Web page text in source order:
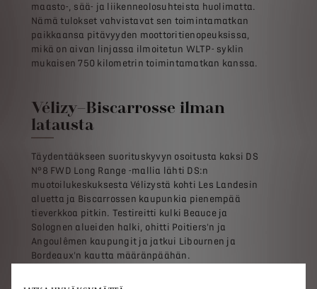
maasto-, sää- ja liikenneolosuhteista huolimatta.
Nämä tulokset vahvistavat sen toimintamatkan
paikkaansa pitävyyden moottoritienopeuksissa,
mikä on aivan linjassa ilmoitetun WLTP- syklin
mukaisen 750 kilometrin toimintamatkan kanssa.
Vélizy–Biscarrosse ilman
latausta
Täydentääkseen suorituskyvyn osoitusta kaksi DS
N°8 FWD Long Range -mallia lähti DS:n
muotoilukeskuksesta Vélizystä kohti Les Landesin
aluetta ja Biscarrossen kaupunkia pienempää
tieverkkoa pitkin. Testireitti kulki Beauce ja
Solognen alueiden halki, ohitti Poitiers'n ja
Angoulêmen kaupungit ja jatkui Libournen ja
Bordeaux'n kautta määränpäähän.